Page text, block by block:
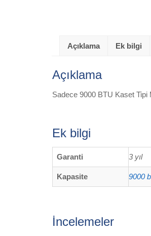
Açıklama Ek bilgi
Açıklama
Sadece 9000 BTU Kaset
Ek bilgi
Garanti 3 yıl
Kapasite 9000
İncelemeler